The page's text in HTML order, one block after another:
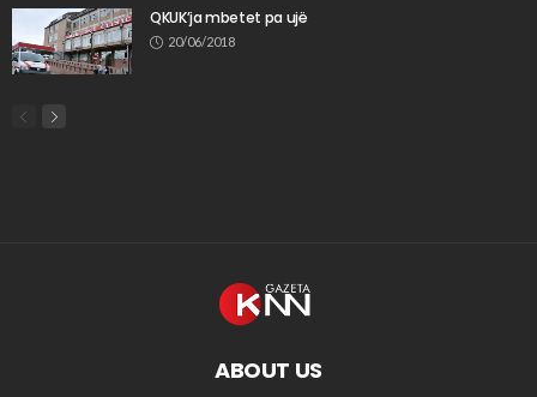
QKUK’ja mbetet pa ujë
20/06/2018
ABOUT US